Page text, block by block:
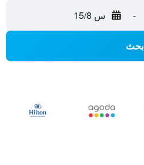
- س 15/8
بحث